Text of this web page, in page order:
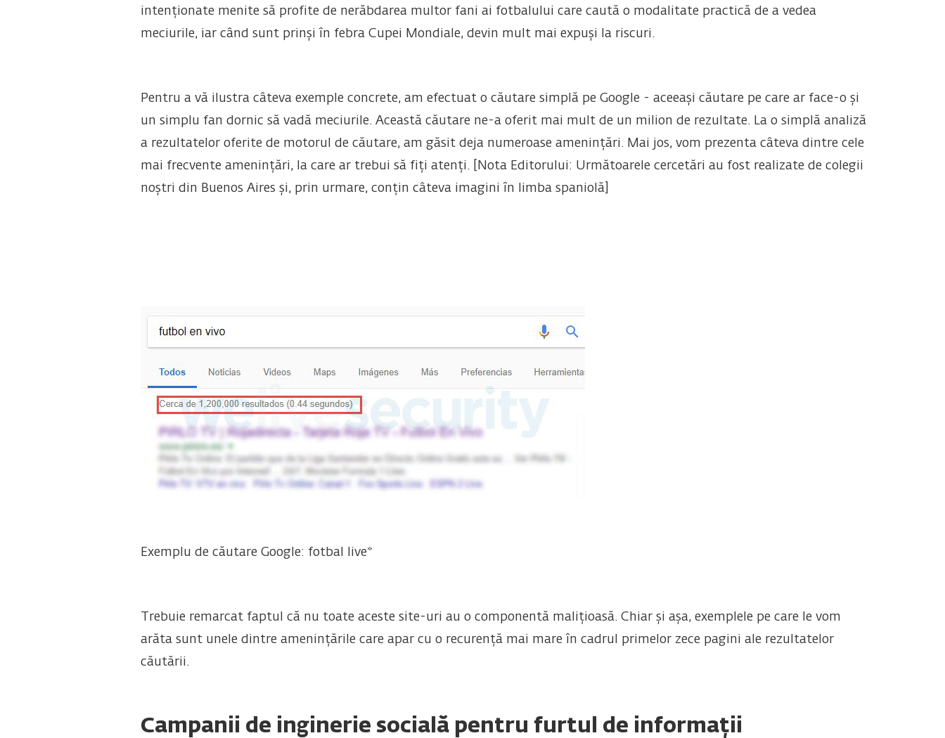
intenționate menite să profite de nerăbdarea multor fani ai fotbalului care caută o modalitate practică de a vedea
meciurile, iar când sunt prinși în febra Cupei Mondiale, devin mult mai expuși la riscuri.
Pentru a vă ilustra câteva exemple concrete, am efectuat o căutare simplă pe Google - aceeași căutare pe care ar face-o și
un simplu fan dornic să vadă meciurile. Această căutare ne-a oferit mai mult de un milion de rezultate. La o simplă analiză
a rezultatelor oferite de motorul de căutare, am găsit deja numeroase amenințări. Mai jos, vom prezenta câteva dintre cele
mai frecvente amenințări, la care ar trebui să fiți atenți. [Nota Editorului: Următoarele cercetări au fost realizate de colegii
noștri din Buenos Aires și, prin urmare, conțin câteva imagini în limba spaniolă]
Exemplu de căutare Google: fotbal live*
Trebuie remarcat faptul că nu toate aceste site-uri au o componentă malițioasă. Chiar și așa, exemplele pe care le vom
arăta sunt unele dintre amenințările care apar cu o recurență mai mare în cadrul primelor zece pagini ale rezultatelor
căutării.
Campanii de inginerie socială pentru furtul de informații